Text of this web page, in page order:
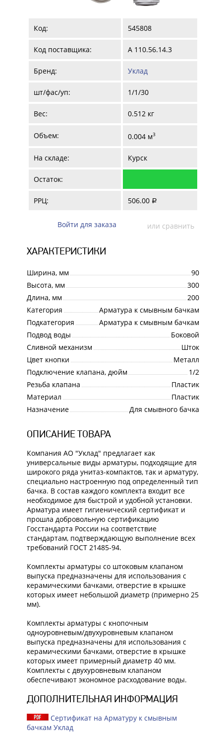
Код: 545808
Код поставщика: А 110.56.14.3
Бренд: Уклад
шт/фас/уп: 1/1/30
Вес: 0.512 кг
Объем: 0.004 м3
На складе: Курск
Остаток:
РРЦ: 506.00 a
Войти для заказа или сравнить
ХАРАКТЕРИСТИКИ
Ширина, мм
90
Высота, мм
300
Длина, мм
200
Категория
Арматура к смывным бачкам
Подкатегория
Арматура к смывным бачкам
Подвод воды
Боковой
Сливной механизм
Шток
Цвет кнопки
Металл
Подключение клапана, дюйм
1/2
Резьба клапана
Пластик
Материал
Пластик
Назначение
Для смывного бачка
ОПИСАНИЕ ТОВАРА
Компания АО "Уклад" предлагает как
универсальные виды арматуры, подходящие для
широкого ряда унитаз-компактов, так и арматуру,
специально настроенную под определенный тип
бачка. В состав каждого комплекта входит все
необходимое для быстрой и удобной установки.
Арматура имеет гигиенический сертификат и
прошла добровольную сертификацию
Госстандарта России на соответствие
стандартам, подтверждающую выполнение всех
требований ГОСТ 21485-94.
Комплекты арматуры со штоковым клапаном
выпуска предназначены для использования с
керамическими бачками, отверстие в крышке
которых имеет небольшой диаметр (примерно 25
мм).
Комплекты арматуры с кнопочным
одноуровневым/двухуровневым клапаном
выпуска предназначены для использования с
керамическими бачками, отверстие в крышке
которых имеет примерный диаметр 40 мм.
Комплекты с двухуровневым клапаном
обеспечивают экономное расходование воды.
ДОПОЛНИТЕЛЬНАЯ ИНФОРМАЦИЯ
Сертификат на Арматуру к смывным
бачкам Уклад